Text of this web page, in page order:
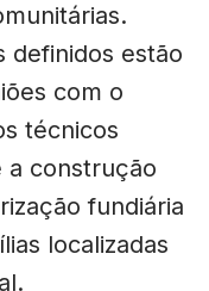
definidos estão
com o
técnicos
a construção
fundiária
localizadas